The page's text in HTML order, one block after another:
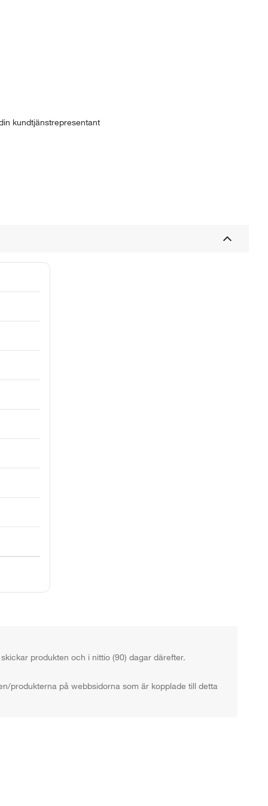
kundtjänstrepresentant
produkten och i nittio (90) dagar därefter.
produkterna på webbsidorna som är kopplade till detta